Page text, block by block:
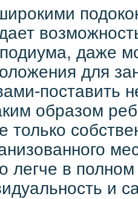
даже
для
поставить
образом
только
легче в
и